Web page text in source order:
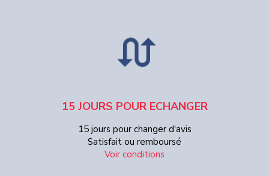
15 JOURS POUR ECHANGER
15 jours pour changer d'avis
Satisfait ou remboursé
Voir conditions